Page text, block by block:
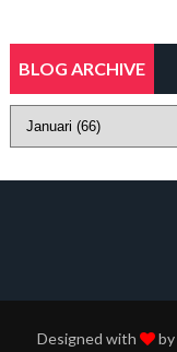
BLOG ARCHIVE
Designed with by